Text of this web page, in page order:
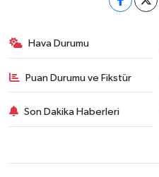
Hava Durumu
Puan Durumu ve Fikstür
Son Dakika Haberleri